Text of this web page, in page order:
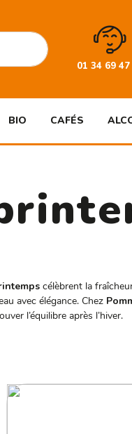
01 34 69 47
BIO CAFÉS
célèbrent la
avec élégance. Chez
l’équilibre après l’hiver.